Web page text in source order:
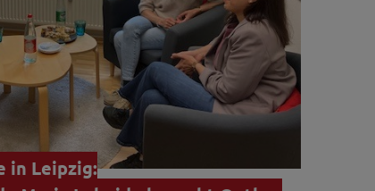
in Leipzig: